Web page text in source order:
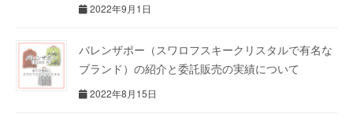
2022年9月1日
バレンザポー（スワロフスキークリスタルで有名な
ブランド）の紹介と委託販売の実績について
2022年8月15日